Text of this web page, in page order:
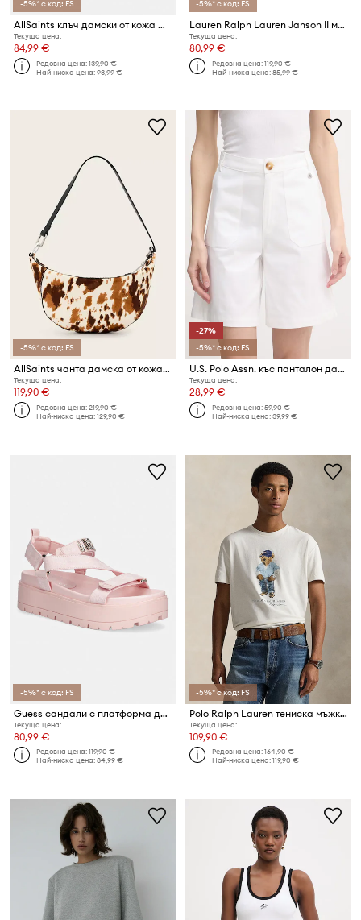
-5%* с код: FS
AllSaints клъч дамски от кожа URSA
Текуща цена:
84,99 €
Редовна цена:139,90 €
Най-ниска цена:93,99 €
-5%* с код: FS
Lauren Ralph Lauren Janson II маратонки дамски кожени
Текуща цена:
80,99 €
Редовна цена:119,90 €
Най-ниска цена:85,99 €
-5%* с код: FS
AllSaints чанта дамска от кожа LUNA
Текуща цена:
119,90 €
Редовна цена:219,90 €
Най-ниска цена:129,90 €
-27%
-5%* с код: FS
U.S. Polo Assn. къс панталон дамски от памук с еластан CHINO
Текуща цена:
28,99 €
Редовна цена:59,90 €
Най-ниска цена:39,99 €
-5%* с код: FS
Guess сандали с платформа дамски FETTA
Текуща цена:
80,99 €
Редовна цена:119,90 €
Най-ниска цена:84,99 €
-5%* с код: FS
Polo Ralph Lauren тениска мъжка от памук
Текуща цена:
109,90 €
Редовна цена:164,90 €
Най-ниска цена:119,90 €